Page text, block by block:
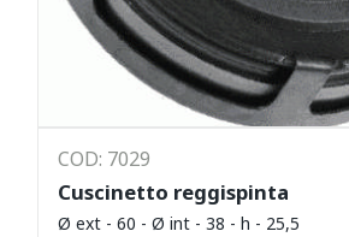
COD: 7029
Cuscinetto reggispinta
Ø ext - 60 - Ø int - 38 - h - 25,5